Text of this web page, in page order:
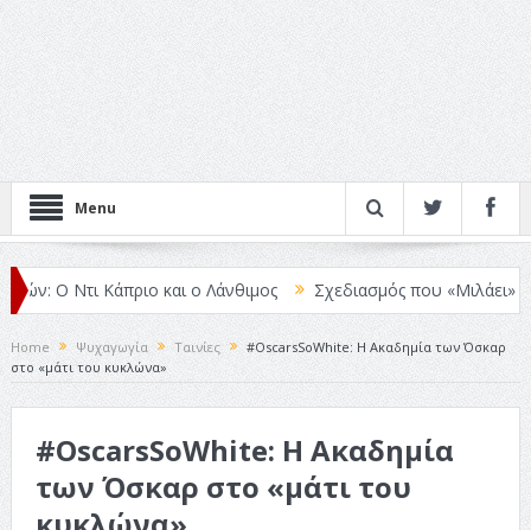
Menu
Ντι Κάπριο και ο Λάνθιμος Σχεδιασμός που «Μιλάει» Χωρίς
Home Ψυχαγωγία Ταινίες
#OscarsSoWhite: Η Ακαδημία των Όσκαρ
στο «μάτι του κυκλώνα»
#OscarsSoWhite: Η Ακαδημία
των Όσκαρ στο «μάτι του